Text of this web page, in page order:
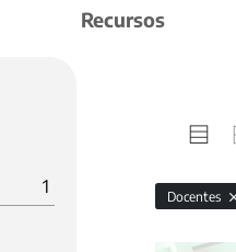
Recursos
1 Docentes